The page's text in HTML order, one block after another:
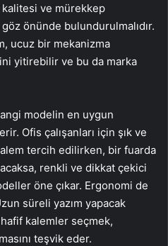
kalitesi ve mürekkep
önünde bulundurulmalıdır.
ucuz bir mekanizma
yitirebilir ve bu da marka
modelin en uygun
Ofis çalışanları için şık ve
tercih edilirken, bir fuarda
renkli ve dikkat çekici
öne çıkar. Ergonomi de
süreli yazım yapacak
kalemler seçmek,
teşvik eder.